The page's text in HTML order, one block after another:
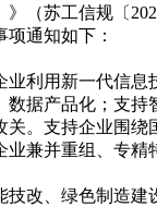
（苏工信规〔
项通知如下：
业利用新一代信
据产品化；支
关。支持企业围
业兼并重组、专
技改、绿色制造